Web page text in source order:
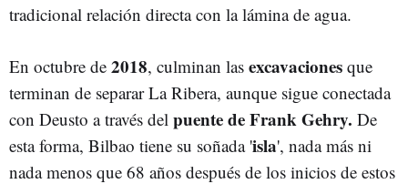
tradicional relación directa con la lámina de agua.
En octubre de 2018, culminan las excavaciones que
terminan de separar La Ribera, aunque sigue conectada
con Deusto a través del puente de Frank Gehry. De
esta forma, Bilbao tiene su soñada 'isla', nada más ni
nada menos que 68 años después de los inicios de estos